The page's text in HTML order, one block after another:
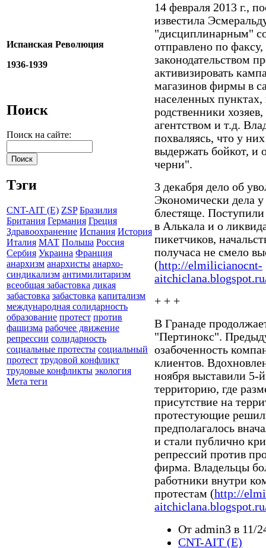
Испанская Революция
1936-1939
Поиск
Поиск на сайте:
Тэги
CNT-AIT (E) ZSP Бразилия
Британия Германия Греция
Здравоохранение Испания История
Италия МАТ Польша Россия
Сербия Украина Франция
анархизм анархисты анархо-
синдикализм антимилитаризм
всеобщая забастовка дикая
забастовка забастовка капитализм
международная солидарность
образование протест против
фашизма рабочее движение
репрессии солидарность
социальные протесты социальный
протест трудовой конфликт
трудовые конфликты экология
Мета теги
14 февраля 2013 г.,
известила
"дисциплинарным"
отправлено по
законодательством
активизировать
магазинов фирмы в
населенных пунктах,
родственники
агентством и т.д.
похваляясь, что у
выдержать бойкот, и
черни".
3 декабря дело об
Экономически дела
блестяще.
в Алькала и о
пикетчиков,
получаса не смело
(http://elmilicianocnt-
+ + +
В Гранаде
"Пертинокс".
озабоченность
клиентов.
ноября выставили 5-
территорию, где
присутствие на
протестующие
предполагалось
и стали публично
репрессий против
фирма. Владельцы
работники внутри
протестам (http://
От admin3 в 11/
CNT-AIT (E)